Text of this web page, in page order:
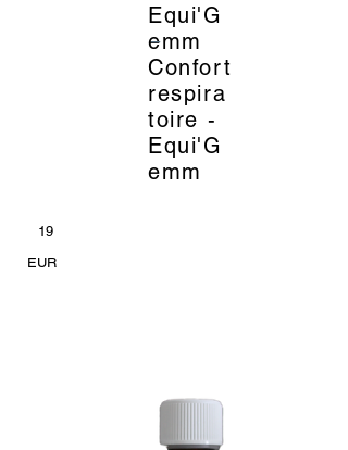
Equi'G
emm
Confort
respira
toire -
Equi'G
emm
_
19
EUR